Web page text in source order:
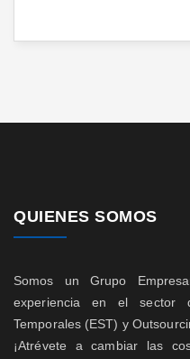
QUIENES SOMOS
Somos un Grupo
experiencia en el sector
Temporales (EST) y
¡Atrévete a cambiar las